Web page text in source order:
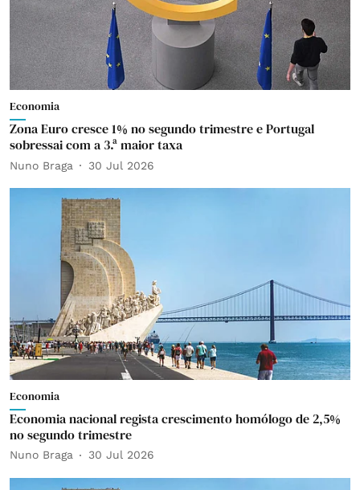
Economia
Zona Euro cresce 1% no segundo trimestre e Portugal
sobressai com a 3.ª maior taxa
Nuno Braga 30 Jul 2026
Economia
Economia nacional regista crescimento homólogo de 2,5%
no segundo trimestre
Nuno Braga 30 Jul 2026